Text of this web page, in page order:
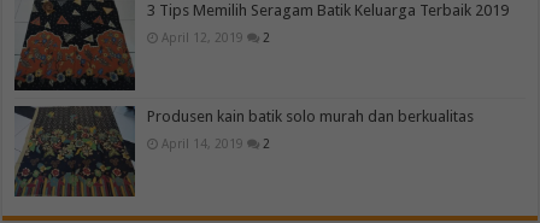
3 Tips Memilih Seragam Batik Keluarga Terbaik 2019
April 12, 2019 2
Produsen kain batik solo murah dan berkualitas
April 14, 2019 2